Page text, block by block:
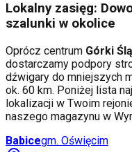
Lokalny zasięg:
szalunki w okolice
Oprócz centrum Górki
dostarczamy podpory
dźwigary do mniejszych
ok. 60 km. Poniżej lista
lokalizacji w Twoim
naszego magazynu w
Babicegm. Oświęcim